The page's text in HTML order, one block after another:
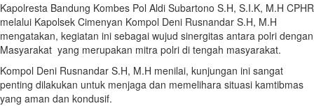
Kapolresta Bandung Kombes Pol Aldi Subartono S.H, S.I.K, M.H CPHR
melalui Kapolsek Cimenyan Kompol Deni Rusnandar S.H, M.H
mengatakan, kegiatan ini sebagai wujud sinergitas antara polri dengan
Masyarakat yang merupakan mitra polri di tengah masyarakat.
Kompol Deni Rusnandar S.H, M.H menilai, kunjungan ini sangat
penting dilakukan untuk menjaga dan memelihara situasi kamtibmas
yang aman dan kondusif.